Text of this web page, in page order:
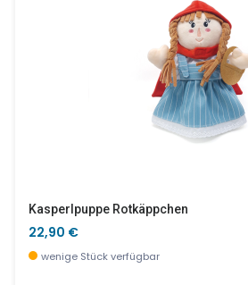
Kasperlpuppe Rotkäppchen
22,90 €
wenige Stück verfügbar